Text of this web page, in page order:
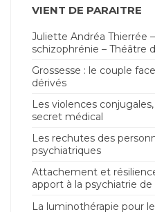
VIENT DE PARAITRE
Juliette Andréa Thierrée
schizophrénie – Théâtre
Grossesse : le couple
dérivés
Les violences
secret médical
Les rechutes des
psychiatriques
Attachement et
apport à la psychiatrie de
La luminothérapie pour